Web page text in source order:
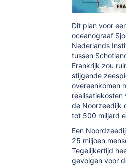
Dit plan voor
oceanograaf
Nederlands
tussen
Frankrijk zou
stijgende
overeenkomen
realisatiekosten
de Noorzeedijk
tot 500 miljard
Een
25 miljoen
Tegelijkertijd
gevolgen voor